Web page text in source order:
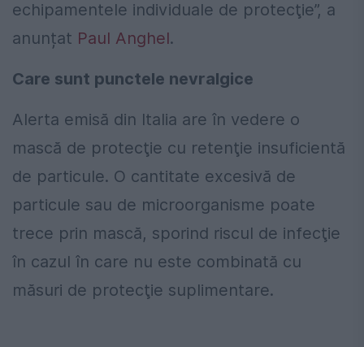
echipamentele individuale de protecţie”, a
anunțat Paul Anghel.
Care sunt punctele nevralgice
Alerta emisă din Italia are în vedere o
mască de protecţie cu retenţie insuficientă
de particule. O cantitate excesivă de
particule sau de microorganisme poate
trece prin mască, sporind riscul de infecţie
în cazul în care nu este combinată cu
măsuri de protecţie suplimentare.